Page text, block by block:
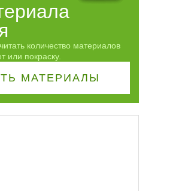
количество материалов
или покраску.
МАТЕРИАЛЫ